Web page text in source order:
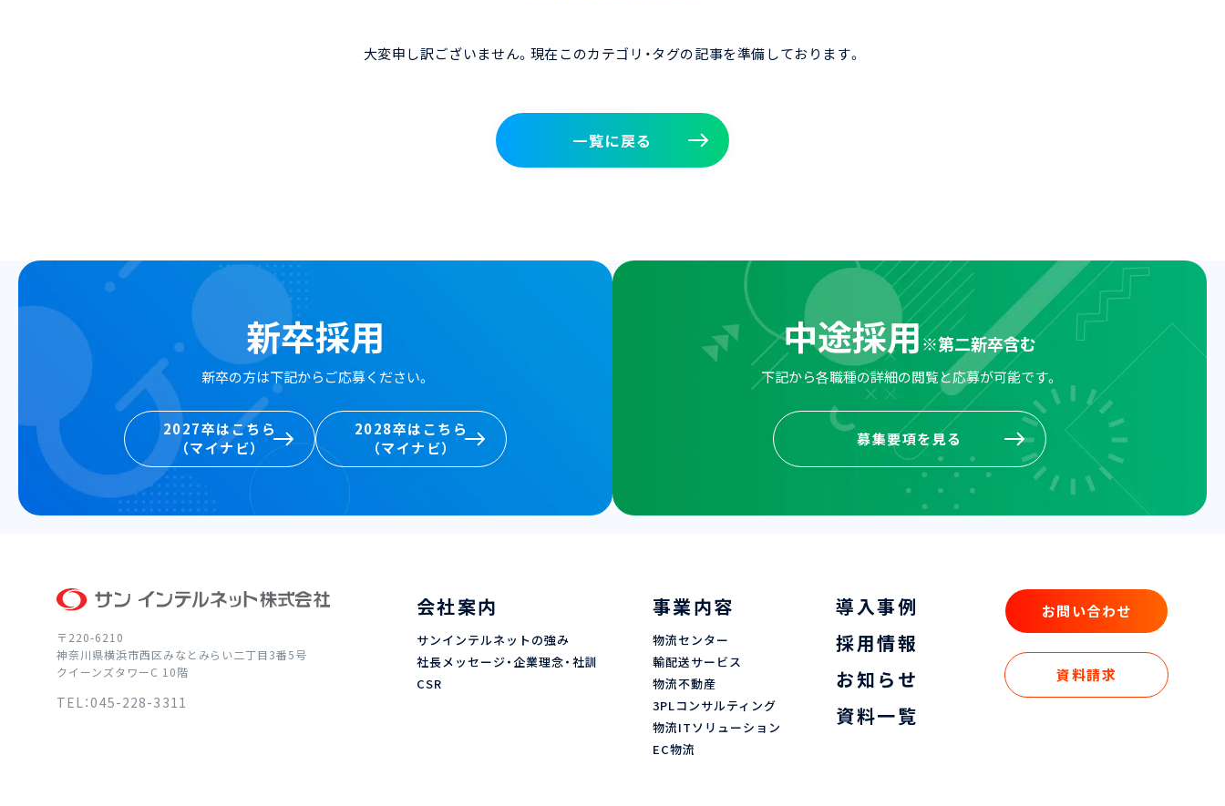
大変申し訳ございません。現在このカテゴリ・タグの記事を準備しております。
一覧に戻る
一覧に戻る
新卒採用
新卒の方は下記からご応募ください。
2027卒はこちら
（マイナビ）
2027卒はこちら
（マイナビ）
2028卒はこちら
（マイナビ）
2028卒はこちら
中途採用※第二新卒含む
下記から各職種の詳細の閲覧と応募が可能です。
募集要項を見る
募集要項を見る
〒220-6210
神奈川県横浜市西区みなとみらい二丁目3番5号
クイーンズタワーC 10階
TEL：045-228-3311
会社案内
サンインテルネットの強み
社長メッセージ・企業理念・社訓
CSR
事業内容
物流センター
輸配送サービス
物流不動産
3PLコンサルティング
物流ITソリューション
EC物流
導入事例
採用情報
お知らせ
資料一覧
お問い合わせ
資料請求